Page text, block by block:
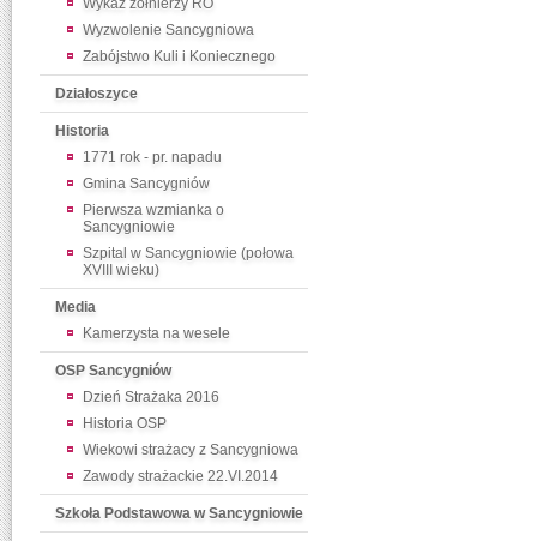
Wykaz żołnierzy RO
Wyzwolenie Sancygniowa
Zabójstwo Kuli i Koniecznego
Działoszyce
Historia
1771 rok - pr. napadu
Gmina Sancygniów
Pierwsza wzmianka o
Sancygniowie
Szpital w Sancygniowie (połowa
XVIII wieku)
Media
Kamerzysta na wesele
OSP Sancygniów
Dzień Strażaka 2016
Historia OSP
Wiekowi strażacy z Sancygniowa
Zawody strażackie 22.VI.2014
Szkoła Podstawowa w Sancygniowie